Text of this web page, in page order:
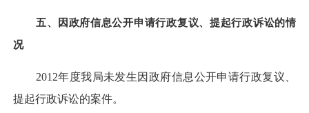
五、因政府信息公开申请行政复议、提起行政诉讼的情
况
2012年度我局未发生因政府信息公开申请行政复议、
提起行政诉讼的案件。